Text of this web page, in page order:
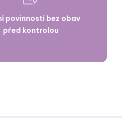
povinností bez obav
před kontrolou